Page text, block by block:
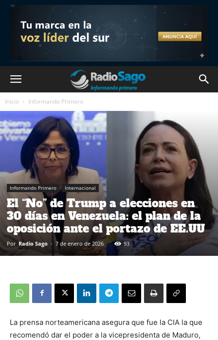
Inicio Informando Primero
Informando Primero Internacional
El “No” de Trump a elecciones en
30 días en Venezuela: el plan de la
oposición ante el portazo de EE.UU
Por Radio Sago - 7 de enero de 2026 93
La prensa norteamericana asegura que fue la CIA la que
recomendó dar el poder a la vicepresidenta de Maduro,